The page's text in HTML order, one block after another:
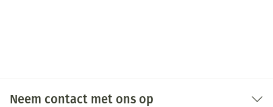
Neem contact met ons op